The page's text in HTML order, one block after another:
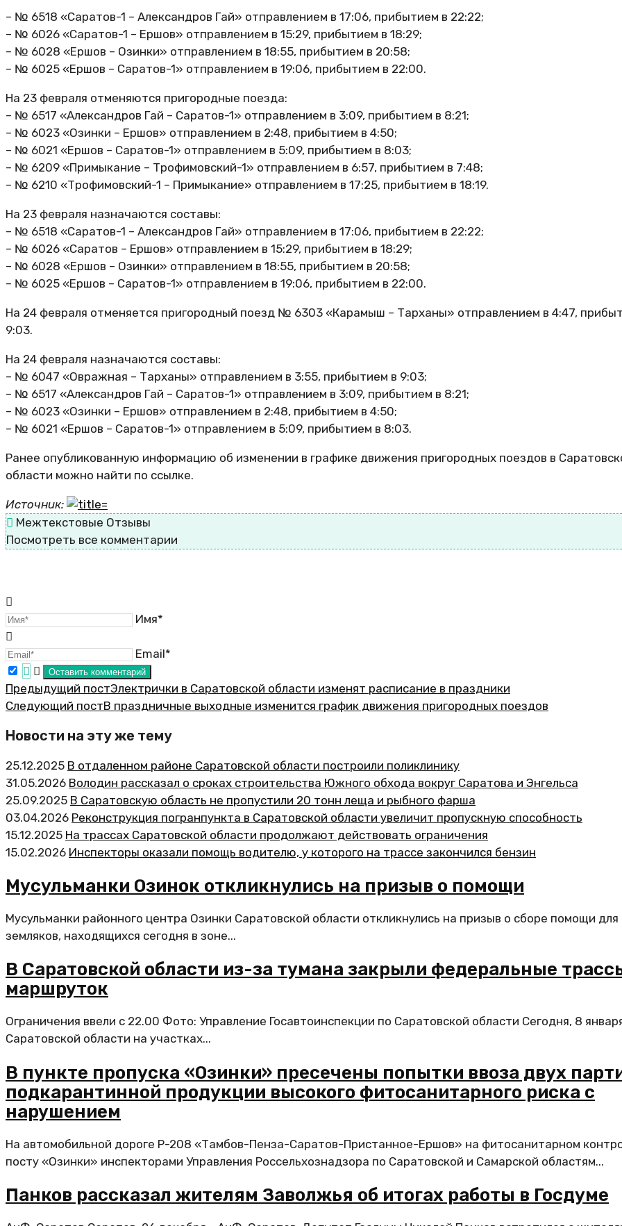
– № 6518 «Саратов-1 – Александров Гай» отправлением в 17:06, прибытием в 22:22;
– № 6026 «Саратов-1 – Ершов» отправлением в 15:29, прибытием в 18:29;
– № 6028 «Ершов – Озинки» отправлением в 18:55, прибытием в 20:58;
– № 6025 «Ершов – Саратов-1» отправлением в 19:06, прибытием в 22:00.
На 23 февраля отменяются пригородные поезда:
– № 6517 «Александров Гай – Саратов-1» отправлением в 3:09, прибытием в 8:21;
– № 6023 «Озинки – Ершов» отправлением в 2:48, прибытием в 4:50;
– № 6021 «Ершов – Саратов-1» отправлением в 5:09, прибытием в 8:03;
– № 6209 «Примыкание – Трофимовский-1» отправлением в 6:57, прибытием в 7:48;
– № 6210 «Трофимовский-1 – Примыкание» отправлением в 17:25, прибытием в 18:19.
На 23 февраля назначаются составы:
– № 6518 «Саратов-1 – Александров Гай» отправлением в 17:06, прибытием в 22:22;
– № 6026 «Саратов – Ершов» отправлением в 15:29, прибытием в 18:29;
– № 6028 «Ершов – Озинки» отправлением в 18:55, прибытием в 20:58;
– № 6025 «Ершов – Саратов-1» отправлением в 19:06, прибытием в 22:00.
На 24 февраля отменяется пригородный поезд № 6303 «Карамыш – Тарханы» отправлением в 4:47,
9:03.
На 24 февраля назначаются составы:
– № 6047 «Овражная – Тарханы» отправлением в 3:55, прибытием в 9:03;
– № 6517 «Александров Гай – Саратов-1» отправлением в 3:09, прибытием в 8:21;
– № 6023 «Озинки – Ершов» отправлением в 2:48, прибытием в 4:50;
– № 6021 «Ершов – Саратов-1» отправлением в 5:09, прибытием в 8:03.
Ранее опубликованную информацию об изменении в графике движения пригородных поездов в
области можно найти по ссылке.
Источник:
Межтекстовые Отзывы
Посмотреть все комментарии
Имя*
Email*
Предыдущий постЭлектрички в Саратовской области изменят расписание в праздники
Следующий постВ праздничные выходные изменится график движения пригородных поездов
Новости на эту же тему
25.12.2025 В отдаленном районе Саратовской области построили поликлинику
31.05.2026 Володин рассказал о сроках строительства Южного обхода вокруг Саратова и Энгельса
25.09.2025 В Саратовскую область не пропустили 20 тонн леща и рыбного фарша
03.04.2026 Реконструкция погранпункта в Саратовской области увеличит пропускную способность
15.12.2025 На трассах Саратовской области продолжают действовать ограничения
15.02.2026 Инспекторы оказали помощь водителю, у которого на трассе закончился бензин
Мусульманки Озинок откликнулись на призыв о помощи
Мусульманки районного центра Озинки Саратовской области откликнулись на призыв о сборе помощи для
земляков, находящихся сегодня в зоне...
В Саратовской области из-за тумана закрыли федеральные
маршруток
Ограничения ввели с 22.00 Фото: Управление Госавтоинспекции по Саратовской области Сегодня, 8
Саратовской области на участках...
В пункте пропуска «Озинки» пресечены попытки ввоза двух
подкарантинной продукции высокого фитосанитарного риска с
нарушением
На автомобильной дороге Р-208 «Тамбов-Пенза-Саратов-Пристанное-Ершов» на фитосанитарном
посту «Озинки» инспекторами Управления Россельхознадзора по Саратовской и Самарской областям...
Панков рассказал жителям Заволжья об итогах работы в Госдуме